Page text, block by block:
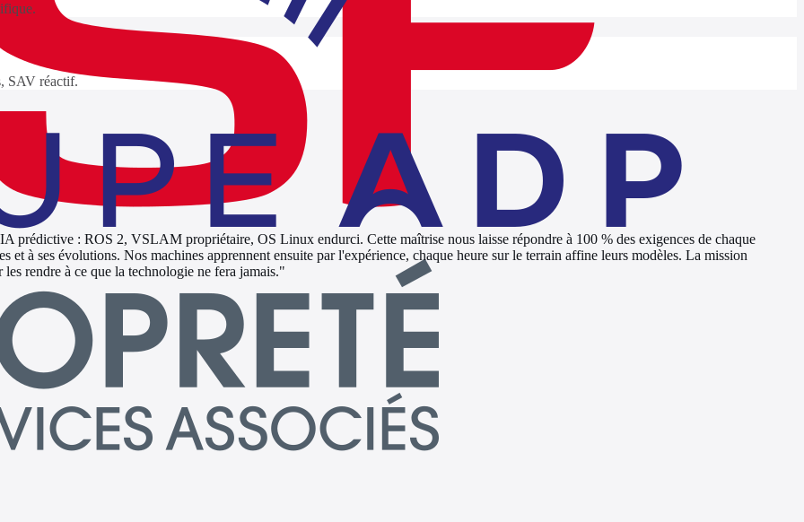
SAV réactif.
prédictive : ROS 2, VSLAM propriétaire, OS Linux endurci. Cette maîtrise nous laisse répondre à 100 % des exigences de chaque
et à ses évolutions. Nos machines apprennent ensuite par l'expérience, chaque heure sur le terrain affine leurs modèles. La mission
rendre à ce que la technologie ne fera jamais."